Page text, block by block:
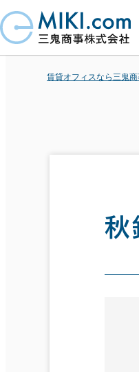
賃貸オフィスなら三鬼
秋